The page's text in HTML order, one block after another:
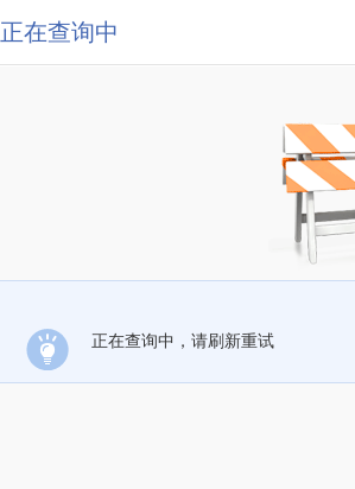
正在查询中
正在查询中，请刷新重试